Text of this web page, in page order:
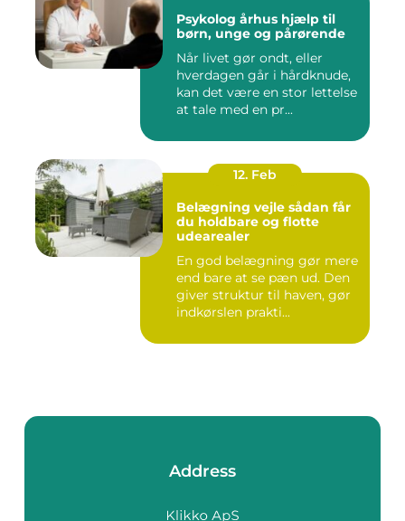
Psykolog århus hjælp til
børn, unge og pårørende
Når livet gør ondt, eller
hverdagen går i hårdknude,
kan det være en stor lettelse
at tale med en pr...
12. Feb
Belægning vejle sådan får
du holdbare og flotte
udearealer
En god belægning gør mere
end bare at se pæn ud. Den
giver struktur til haven, gør
indkørslen prakti...
Address